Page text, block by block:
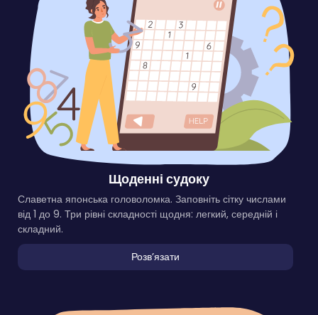
Щоденні судоку
Славетна японська головоломка. Заповніть сітку числами
від 1 до 9. Три рівні складності щодня: легкий, середній і
складний.
Розвʼязати